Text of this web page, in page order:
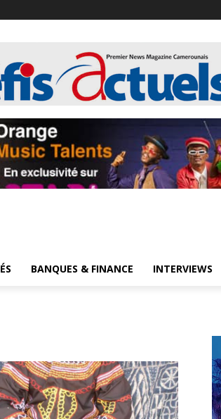
BANQUES & FINANCE INTERVIEWS